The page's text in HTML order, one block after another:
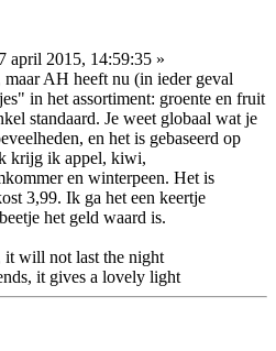
april 2015, 14:59:35 »
AH heeft nu (in ieder geval
in het assortiment: groente en fruit
standaard. Je weet globaal wat je
en het is gebaseerd op
krijg ik appel, kiwi,
en winterpeen. Het is
3,99. Ik ga het een keertje
het geld waard is.
it will not last the night
it gives a lovely light